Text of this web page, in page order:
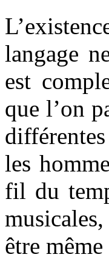
langage
est
que l’on
les
fil du
être